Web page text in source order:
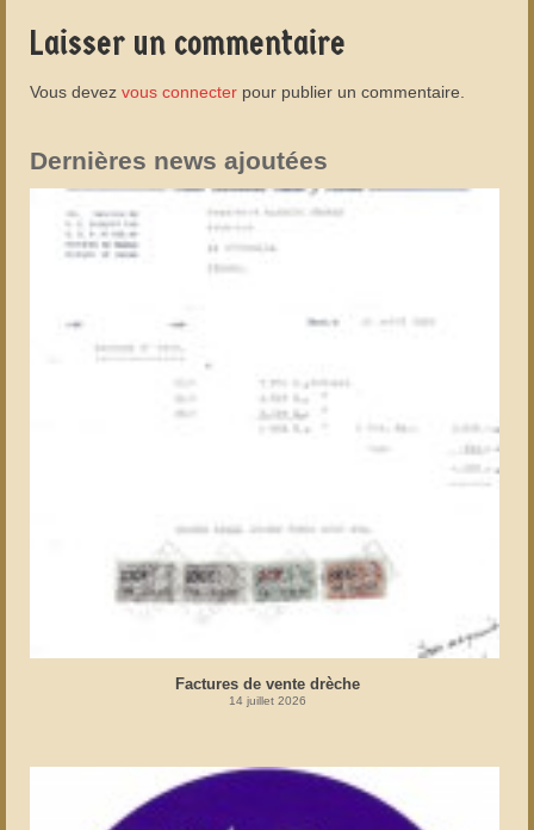
Laisser un commentaire
Vous devez vous connecter pour publier un commentaire.
Dernières news ajoutées
Factures de vente drèche
14 juillet 2026